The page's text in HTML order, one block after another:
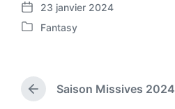
P
o
a
23 janvier 2024
P
e
Fantasy
P
Saison Missives 2024